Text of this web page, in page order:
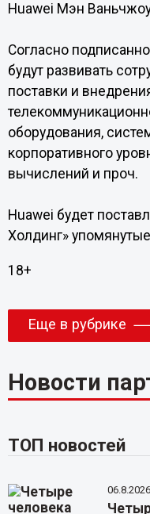
Huawei Мэн
Согласно
будут развивать
поставки и
оборудования,
корпоративного
вычислений и проч.
Huawei будет
Холдинг»
18+
Еще в рубрике
Новости
ТОП новостей